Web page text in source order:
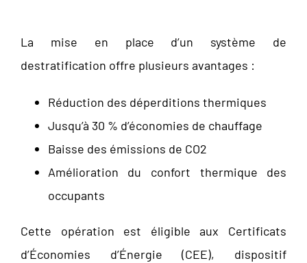
La mise en place d’un système de
destratification offre plusieurs avantages :
Réduction des déperditions thermiques
Jusqu’à 30 % d’économies de chauffage
Baisse des émissions de CO2
Amélioration du confort thermique des
occupants
Cette opération est éligible aux Certificats
d’Économies d’Énergie (CEE), dispositif